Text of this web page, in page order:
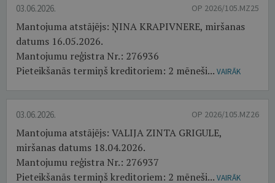
03.06.2026. OP 2026/105.MZ25
Mantojuma atstājējs: ŅINA KRAPIVNERE, miršanas
datums 16.05.2026.
Mantojumu reģistra Nr.: 276936
Pieteikšanās termiņš kreditoriem: 2 mēneši... VAIRĀK
03.06.2026. OP 2026/105.MZ26
Mantojuma atstājējs: VALIJA ZINTA GRIGULE,
miršanas datums 18.04.2026.
Mantojumu reģistra Nr.: 276937
Pieteikšanās termiņš kreditoriem: 2 mēneši... VAIRĀK